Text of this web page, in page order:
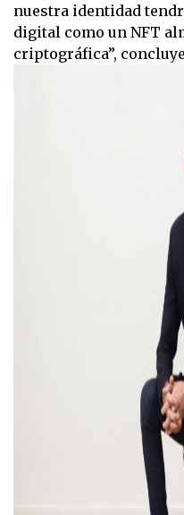
nuestra identidad
digital como un NFT
criptográfica”,